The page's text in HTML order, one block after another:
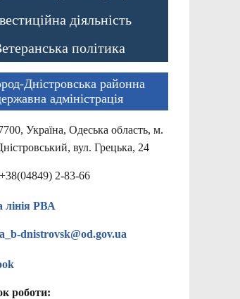
діяльність
політика
Дністровська районна
адміністрація
Україна, Одеська область, м.
вул. Грецька, 24
+38(04849) 2-83-66
лінія РВА
dnistrovsk@od.gov.ua
роботи: